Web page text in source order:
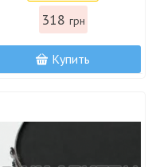
318 грн
Купить